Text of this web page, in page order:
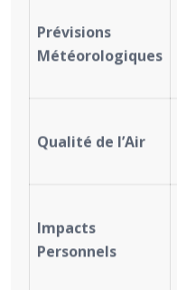
Prévisions
Météorologiques
Qualité de l’Air
Impacts
Personnels